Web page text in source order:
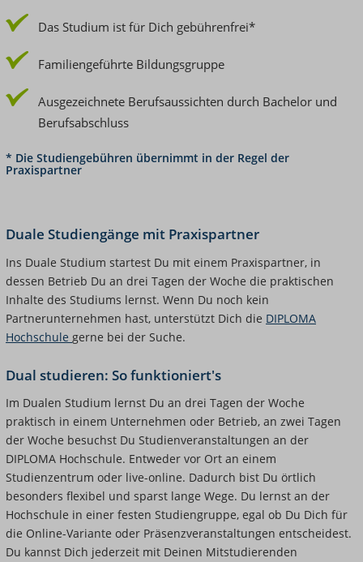
Das Studium ist für Dich gebührenfrei*
Familiengeführte Bildungsgruppe
Ausgezeichnete Berufsaussichten durch Bachelor und
Berufsabschluss
* Die Studiengebühren übernimmt in der Regel der
Praxispartner
Duale Studiengänge mit Praxispartner
Ins Duale Studium startest Du mit einem Praxispartner, in
dessen Betrieb Du an drei Tagen der Woche die praktischen
Inhalte des Studiums lernst. Wenn Du noch kein
Partnerunternehmen hast, unterstützt Dich die DIPLOMA
Hochschule gerne bei der Suche.
Dual studieren: So funktioniert's
Im Dualen Studium lernst Du an drei Tagen der Woche
praktisch in einem Unternehmen oder Betrieb, an zwei Tagen
der Woche besuchst Du Studienveranstaltungen an der
DIPLOMA Hochschule. Entweder vor Ort an einem
Studienzentrum oder live-online. Dadurch bist Du örtlich
besonders flexibel und sparst lange Wege. Du lernst an der
Hochschule in einer festen Studiengruppe, egal ob Du Dich für
die Online-Variante oder Präsenzveranstaltungen entscheidest.
Du kannst Dich jederzeit mit Deinen Mitstudierenden